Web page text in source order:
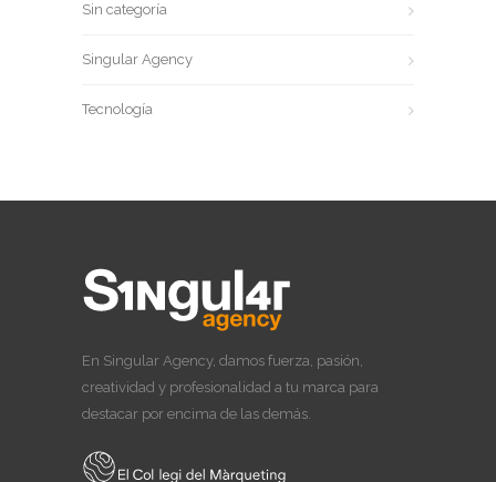
Sin categoría
Singular Agency
Tecnología
En Singular Agency, damos fuerza, pasión,
creatividad y profesionalidad a tu marca para
destacar por encima de las demás.